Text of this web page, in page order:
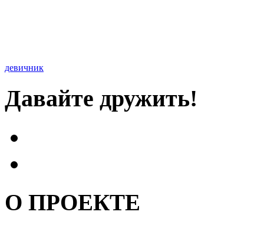
девичник
Давайте дружить!
О ПРОЕКТЕ